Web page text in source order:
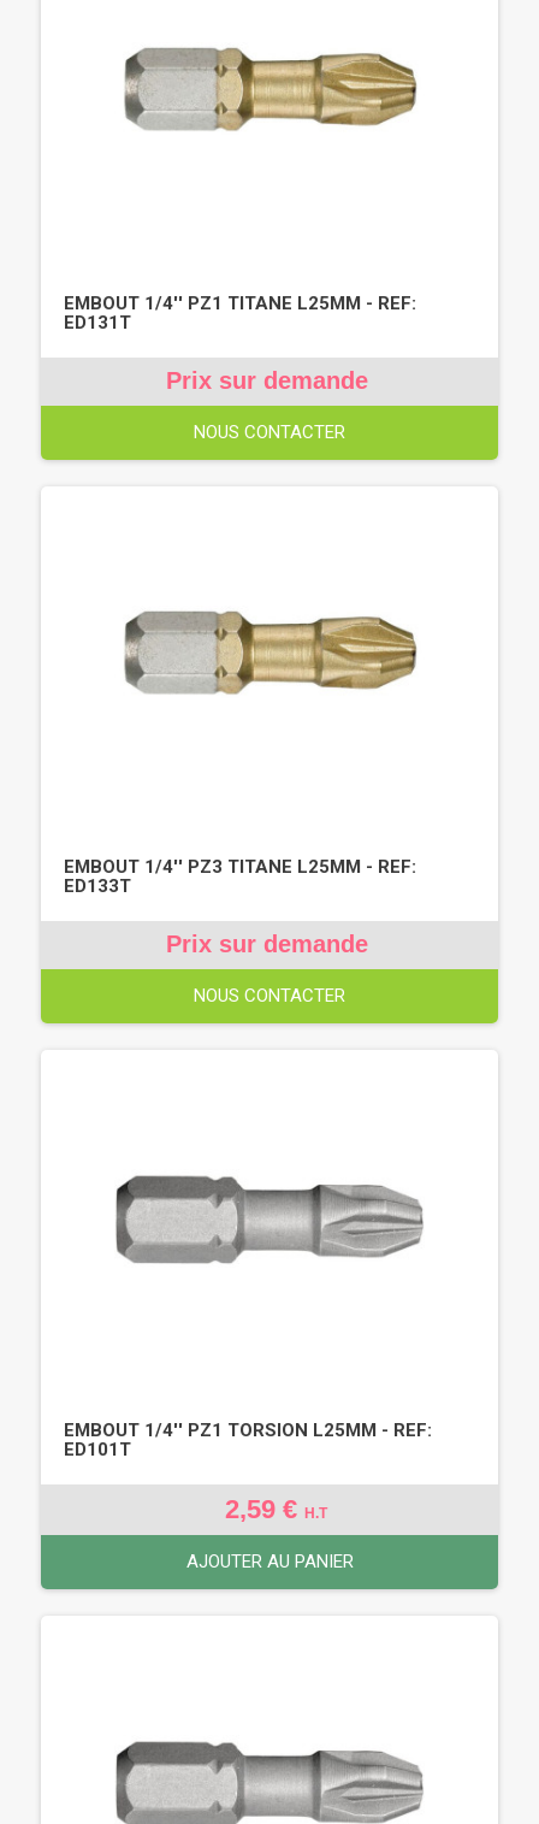
EMBOUT 1/4'' PZ1 TITANE L25MM - REF:
ED131T
Prix sur demande
NOUS CONTACTER
EMBOUT 1/4'' PZ3 TITANE L25MM - REF:
ED133T
Prix sur demande
NOUS CONTACTER
EMBOUT 1/4'' PZ1 TORSION L25MM - REF:
ED101T
2,59 € H.T
AJOUTER AU PANIER